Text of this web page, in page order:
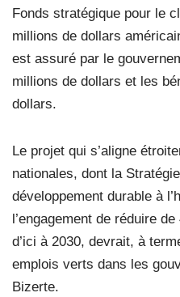
Fonds stratégique pour le
millions de dollars
est assuré par le
millions de dollars et les
dollars.
Le projet qui s’aligne
nationales, dont la
développement durable à
l’engagement de réduire
d’ici à 2030, devrait, à
emplois verts dans les
Bizerte.